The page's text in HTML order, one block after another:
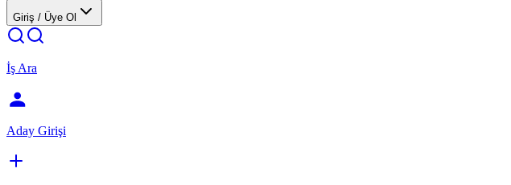
Giriş / Üye Ol
İş Ara
Aday Girişi